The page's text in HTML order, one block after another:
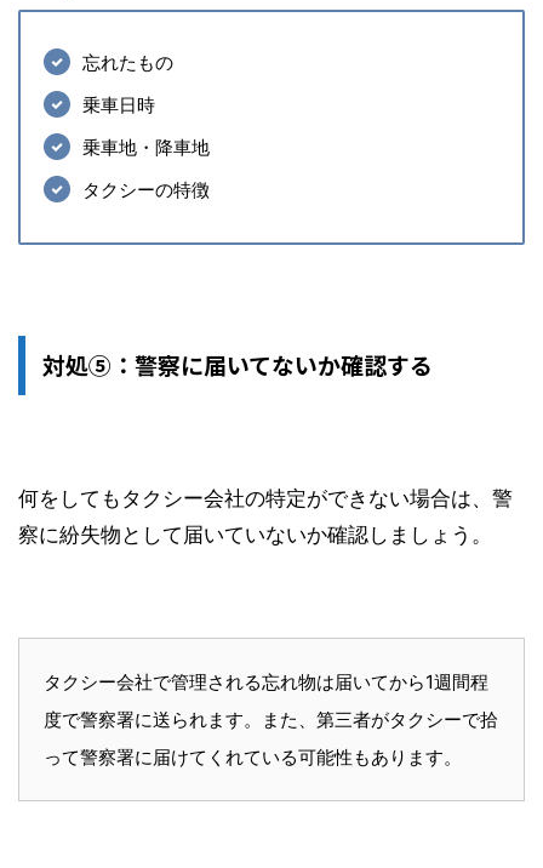
忘れたもの
乗車日時
乗車地・降車地
タクシーの特徴
対処⑤：警察に届いてないか確認する
何をしてもタクシー会社の特定ができない場合は、警
察に紛失物として届いていないか確認しましょう。
タクシー会社で管理される忘れ物は届いてから1週間程
度で警察署に送られます。また、第三者がタクシーで拾
って警察署に届けてくれている可能性もあります。